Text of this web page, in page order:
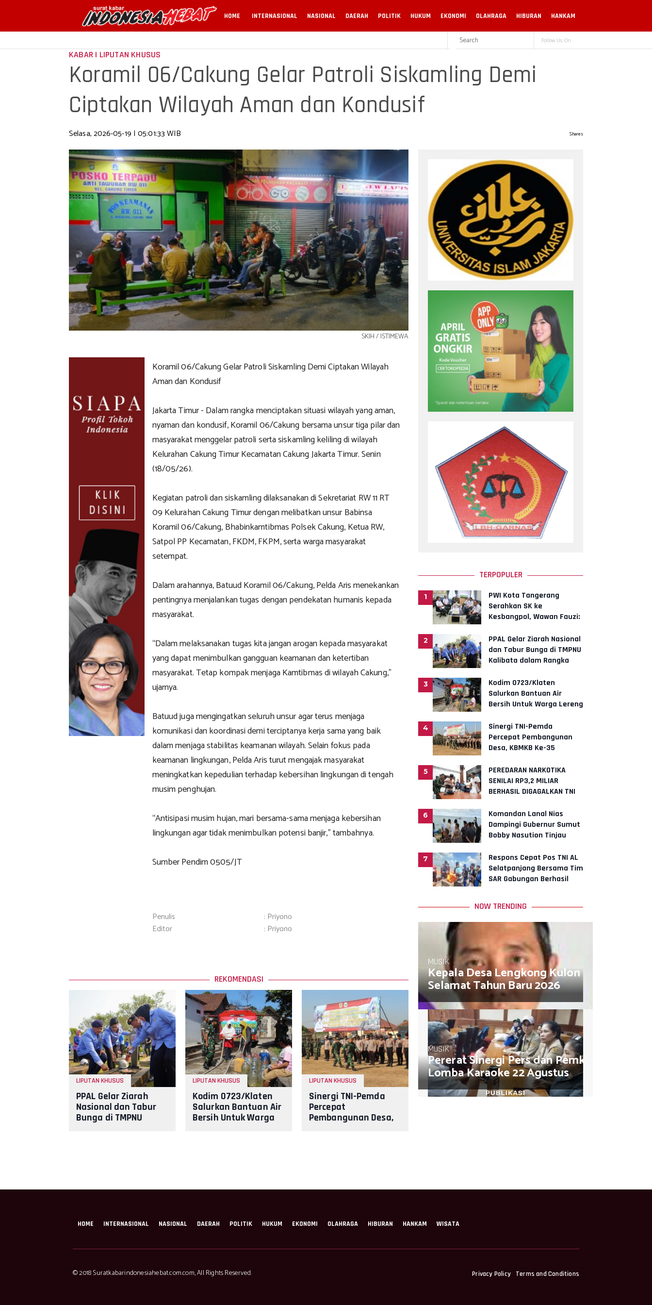
HOME INTERNASIONAL NASIONAL DAERAH POLITIK HUKUM EKONOMI OLAHRAGA HIBURAN HANKAM
Follow Us On
KABAR | LIPUTAN KHUSUS
Koramil 06/Cakung Gelar Patroli Siskamling Demi
Ciptakan Wilayah Aman dan Kondusif
Selasa, 2026-05-19 | 05:01:33 WIB Shares
SKIH / ISTIMEWA
Koramil 06/Cakung Gelar Patroli Siskamling Demi Ciptakan Wilayah
Aman dan Kondusif
Jakarta Timur - Dalam rangka menciptakan situasi wilayah yang aman,
nyaman dan kondusif, Koramil 06/Cakung bersama unsur tiga pilar dan
masyarakat menggelar patroli serta siskamling keliling di wilayah
Kelurahan Cakung Timur Kecamatan Cakung Jakarta Timur. Senin
(18/05/26).
Kegiatan patroli dan siskamling dilaksanakan di Sekretariat RW 11 RT
09 Kelurahan Cakung Timur dengan melibatkan unsur Babinsa
Koramil 06/Cakung, Bhabinkamtibmas Polsek Cakung, Ketua RW,
Satpol PP Kecamatan, FKDM, FKPM, serta warga masyarakat
setempat.
Dalam arahannya, Batuud Koramil 06/Cakung, Pelda Aris menekankan
pentingnya menjalankan tugas dengan pendekatan humanis kepada
masyarakat.
“Dalam melaksanakan tugas kita jangan arogan kepada masyarakat
yang dapat menimbulkan gangguan keamanan dan ketertiban
masyarakat. Tetap kompak menjaga Kamtibmas di wilayah Cakung,”
ujarnya.
Batuud juga mengingatkan seluruh unsur agar terus menjaga
komunikasi dan koordinasi demi terciptanya kerja sama yang baik
dalam menjaga stabilitas keamanan wilayah. Selain fokus pada
keamanan lingkungan, Pelda Aris turut mengajak masyarakat
meningkatkan kepedulian terhadap kebersihan lingkungan di tengah
musim penghujan.
“Antisipasi musim hujan, mari bersama-sama menjaga kebersihan
lingkungan agar tidak menimbulkan potensi banjir,” tambahnya.
Sumber Pendim 0505/JT
Penulis
: Priyono
Editor
: Priyono
REKOMENDASI
LIPUTAN KHUSUS
PPAL Gelar Ziarah
Nasional dan Tabur
Bunga di TMPNU
LIPUTAN KHUSUS
Kodim 0723/Klaten
Salurkan Bantuan Air
Bersih Untuk Warga
LIPUTAN KHUSUS
Sinergi TNI-Pemda
Percepat
Pembangunan Desa,
TERPOPULER
1
PWI Kota Tangerang
Serahkan SK ke
Kesbangpol, Wawan Fauzi:
Berdampak Besar hingga F
2
PPAL Gelar Ziarah Nasional
dan Tabur Bunga di TMPNU
Kalibata dalam Rangka
3
Kodim 0723/Klaten
Salurkan Bantuan Air
Bersih Untuk Warga Lereng
4
Sinergi TNI-Pemda
Percepat Pembangunan
Desa, KBMKB Ke-35
5
PEREDARAN NARKOTIKA
SENILAI RP3,2 MILIAR
BERHASIL DIGAGALKAN TNI
6
Komandan Lanal Nias
Dampingi Gubernur Sumut
Bobby Nasution Tinjau
Budidaya R
7
Respons Cepat Pos TNI AL
Selatpanjang Bersama Tim
SAR Gabungan Berhasil
NOW TRENDING
MUSIK
Kepala Desa Lengkong Kulon Muhamad
Selamat Tahun Baru 2026
MUSIK
Pererat Sinergi Pers dan Pemkot, AJB
Lomba Karaoke 22 Agustus
HOME INTERNASIONAL NASIONAL DAERAH POLITIK HUKUM EKONOMI OLAHRAGA HIBURAN HANKAM WISATA
© 2018 Suratkabarindonesiahebat.com.com, All Rights Reserved. Privacy Policy Terms and Conditions